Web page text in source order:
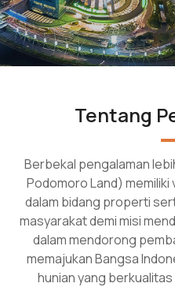
Tentang
Berbekal pengalaman
Podomoro Land)
dalam bidang properti
masyarakat demi misi
dalam mendorong
memajukan Bangsa
hunian yang